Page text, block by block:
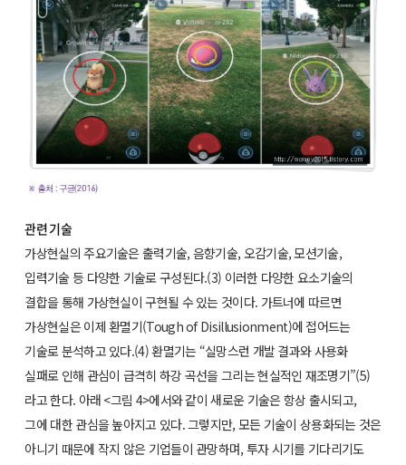
관련 기술
가상현실의 주요기술은 출력기술, 음향기술, 오감기술, 모션기술,
입력기술 등 다양한 기술로 구성된다.(3) 이러한 다양한 요소기술의
결합을 통해 가상현실이 구현될 수 있는 것이다. 가트너에 따르면
가상현실은 이제 환멸기(Tough of Disillusionment)에 접어드는
기술로 분석하고 있다.(4) 환멸기는 “실망스런 개발 결과와 사용화
실패로 인해 관심이 급격히 하강 곡선을 그리는 현실적인 재조명기”(5)
라고 한다. 아래 <그림 4>에서와 같이 새로운 기술은 항상 출시되고,
그에 대한 관심을 높아지고 있다. 그렇지만, 모든 기술이 상용화되는 것은
아니기 때문에 작지 않은 기업들이 관망하며, 투자 시기를 기다리기도